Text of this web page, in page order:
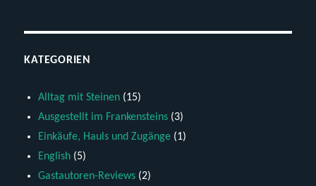
KATEGORIEN
Alltag mit Steinen (15)
Ausgestellt im Frankensteins (3)
Einkäufe, Hauls und Zugänge (1)
English (5)
Gastautoren-Reviews (2)